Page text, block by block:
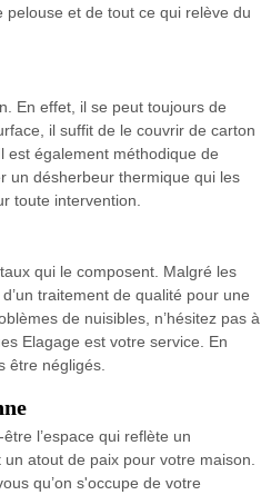
pelouse et de tout ce qui relève du
En effet, il se peut toujours de
il suffit de le couvrir de carton
est également méthodique de
un désherbeur thermique qui les
toute intervention.
qui le composent. Malgré les
traitement de qualité pour une
de nuisibles, n’hésitez pas à
Elagage est votre service. En
être négligés.
l’espace qui reflète un
atout de paix pour votre maison.
qu’on s'occupe de votre